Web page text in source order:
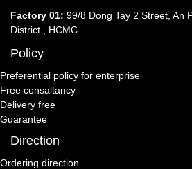
Factory 01: 99/8 Dong Tay 2 Street, An
District , HCMC
Policy
Preferential policy for enterprise
Free consaltancy
Delivery free
Guarantee
Direction
Ordering direction